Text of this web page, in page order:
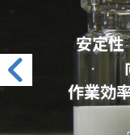
安定性
作業効